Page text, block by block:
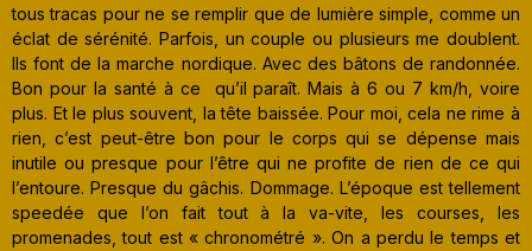
tous tracas pour ne se remplir que de lumière simple, comme un
éclat de sérénité. Parfois, un couple ou plusieurs me doublent.
Ils font de la marche nordique. Avec des bâtons de randonnée.
Bon pour la santé à ce qu’il paraît. Mais à 6 ou 7 km/h, voire
plus. Et le plus souvent, la tête baissée. Pour moi, cela ne rime à
rien, c’est peut-être bon pour le corps qui se dépense mais
inutile ou presque pour l’être qui ne profite de rien de ce qui
l’entoure. Presque du gâchis. Dommage. L’époque est tellement
speedée que l’on fait tout à la va-vite, les courses, les
promenades, tout est « chronométré ». On a perdu le temps et